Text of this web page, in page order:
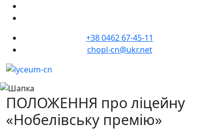
+38 0462 67-45-11
chopl-cn@ukr.net
ПОЛОЖЕННЯ про ліцейну
«Нобелівську премію»